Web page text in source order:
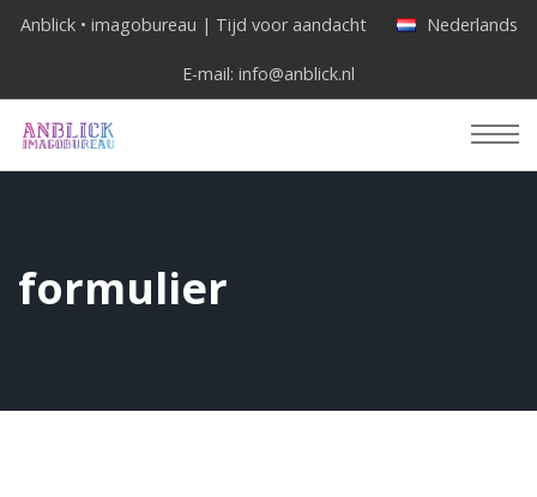
Anblick • imagobureau | Tijd voor aandacht Nederlands
E-mail: info@anblick.nl
formulier